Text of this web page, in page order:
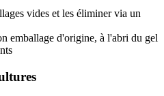
vides et les éliminer via un
emballage d'origine, à l'abri du gel